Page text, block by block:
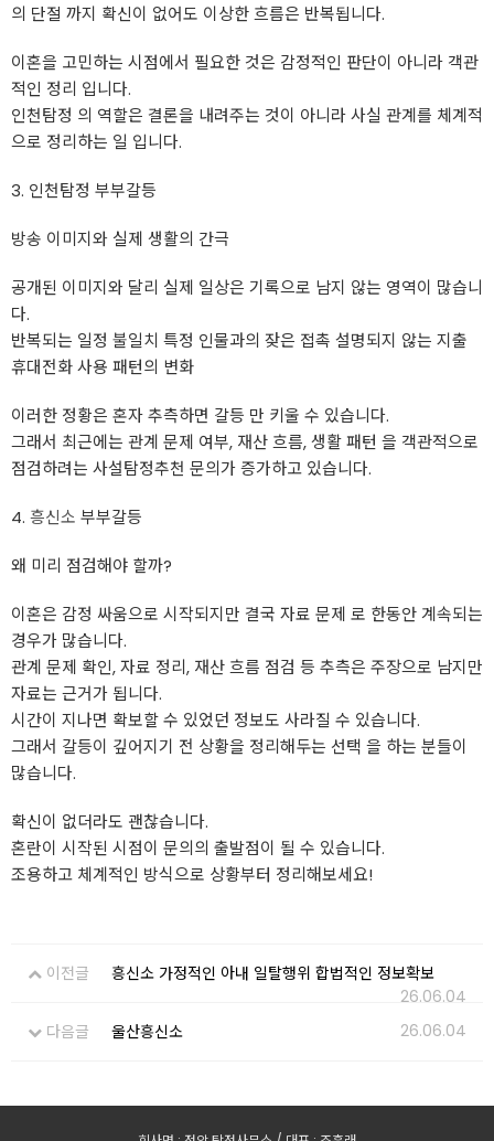
의 단절 까지 확신이 없어도 이상한 흐름은 반복됩니다.
이혼을 고민하는 시점에서 필요한 것은 감정적인 판단이 아니라 객관
적인 정리 입니다.
인천탐정 의 역할은 결론을 내려주는 것이 아니라 사실 관계를 체계적
으로 정리하는 일 입니다.
3. 인천탐정 부부갈등
방송 이미지와 실제 생활의 간극
공개된 이미지와 달리 실제 일상은 기록으로 남지 않는 영역이 많습니
다.
반복되는 일정 불일치 특정 인물과의 잦은 접촉 설명되지 않는 지출
휴대전화 사용 패턴의 변화
이러한 정황은 혼자 추측하면 갈등 만 키울 수 있습니다.
그래서 최근에는 관계 문제 여부, 재산 흐름, 생활 패턴 을 객관적으로
점검하려는 사설탐정추천 문의가 증가하고 있습니다.
4. 흥신소 부부갈등
왜 미리 점검해야 할까?
이혼은 감정 싸움으로 시작되지만 결국 자료 문제 로 한동안 계속되는
경우가 많습니다.
관계 문제 확인, 자료 정리, 재산 흐름 점검 등 추측은 주장으로 남지만
자료는 근거가 됩니다.
시간이 지나면 확보할 수 있었던 정보도 사라질 수 있습니다.
그래서 갈등이 깊어지기 전 상황을 정리해두는 선택 을 하는 분들이
많습니다.
확신이 없더라도 괜찮습니다.
혼란이 시작된 시점이 문의의 출발점이 될 수 있습니다.
조용하고 체계적인 방식으로 상황부터 정리해보세요!
이전글
흥신소 가정적인 아내 일탈행위 합법적인 정보확보
26.06.04
다음글
울산흥신소 26.06.04